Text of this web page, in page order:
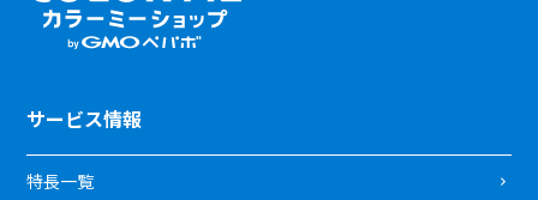
サービス情報
特長一覧